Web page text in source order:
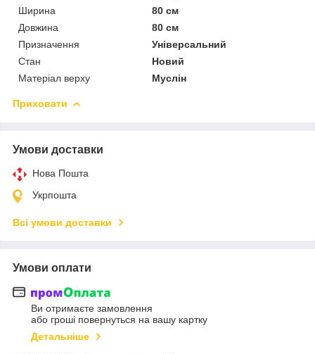
Ширина
80 см
Довжина
80 см
Призначення
Універсальний
Стан
Новий
Матеріал верху
Муслін
Приховати
Умови доставки
Нова Пошта
Укрпошта
Всі умови доставки
Умови оплати
Ви отримаєте замовлення
або гроші повернуться на вашу картку
Детальніше